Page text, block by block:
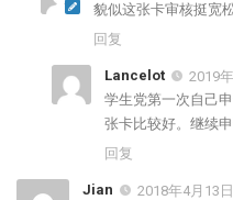
貌似这张卡审核挺宽
回复
Lancelot
2019
学生党第一次自己
张卡比较好。继续
回复
Jian
2018年4月13